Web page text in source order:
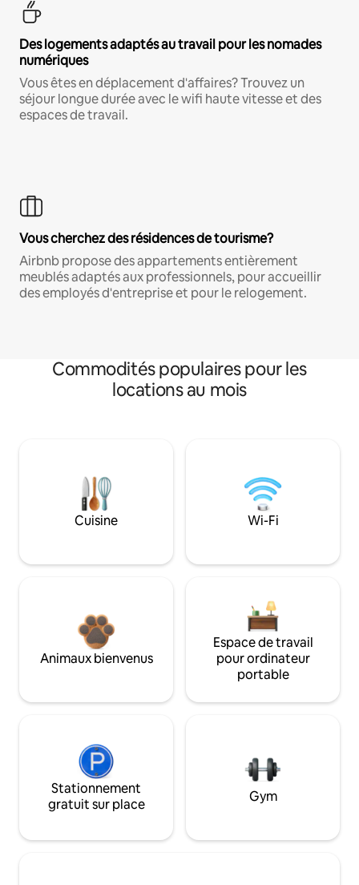
Des logements adaptés au travail pour les nomades
numériques
Vous êtes en déplacement d'affaires? Trouvez un
séjour longue durée avec le wifi haute vitesse et des
espaces de travail.
Vous cherchez des résidences de tourisme?
Airbnb propose des appartements entièrement
meublés adaptés aux professionnels, pour accueillir
des employés d'entreprise et pour le relogement.
Commodités populaires pour les
locations au mois
Cuisine Wi-Fi
Animaux bienvenus
Espace de travail
pour ordinateur
portable
Stationnement
gratuit sur place
Gym